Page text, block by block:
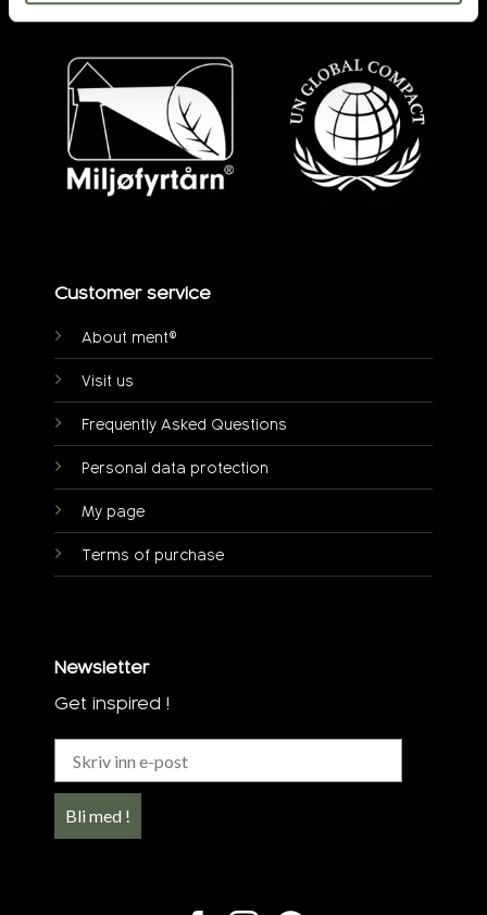
Customer service
About ment®
Visit us
Frequently Asked Questions
Personal data protection
My page
Terms of purchase
Newsletter
Get inspired !
Bli med !